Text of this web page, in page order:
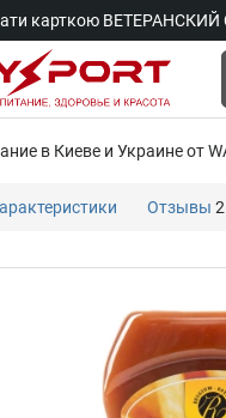
карткою
в Киеве и Украине от
Отзывы 2